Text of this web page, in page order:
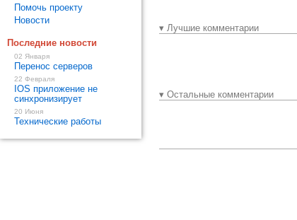
▾ Лучшие комментарии
▾ Остальные комментарии
Помочь проекту
Новости
Последние новости
02 Января
Перенос серверов
22 Февраля
IOS приложение не
синхронизирует
20 Июня
Технические работы